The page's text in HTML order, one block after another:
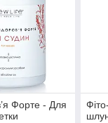
Форте - Для